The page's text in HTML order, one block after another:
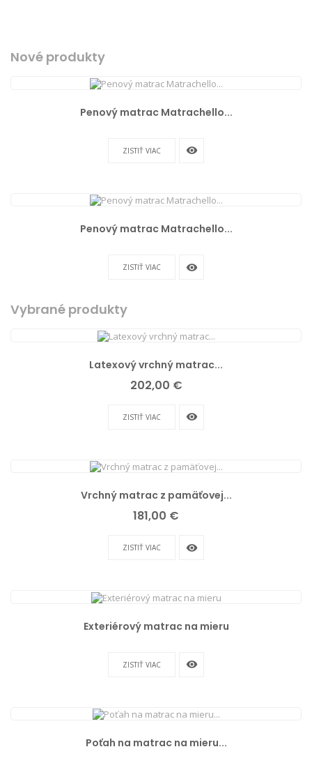
Nové produkty
Penový matrac Matrachello...
ZISTIŤ VIAC remove_red_eye
Penový matrac Matrachello...
ZISTIŤ VIAC remove_red_eye
Vybrané produkty
Latexový vrchný matrac...
Cena
202,00 €
ZISTIŤ VIAC remove_red_eye
Vrchný matrac z pamäťovej...
Cena
181,00 €
ZISTIŤ VIAC remove_red_eye
Exteriérový matrac na mieru
ZISTIŤ VIAC remove_red_eye
Poťah na matrac na mieru...